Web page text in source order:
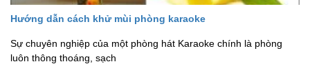
Hướng dẫn cách khử mùi phòng karaoke
Sự chuyên nghiệp của một phòng hát Karaoke chính là phòng
luôn thông thoáng, sạch